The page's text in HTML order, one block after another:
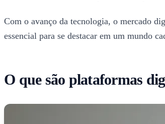
Com o avanço da tecnologia, o mercado
essencial para se destacar em um mundo
O que são plataformas